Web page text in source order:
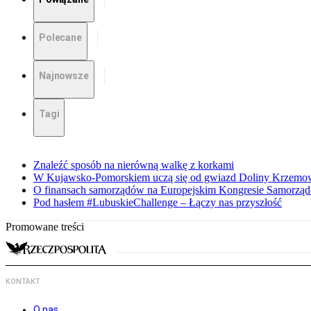
Polecane
Najnowsze
Tagi
Znaleźć sposób na nierówną walkę z korkami
W Kujawsko-Pomorskiem uczą się od gwiazd Doliny
O finansach samorządów na Europejskim Kongresie
Pod hasłem #LubuskieChallenge – Łączy nas przyszłość
Promowane treści
KONTAKT